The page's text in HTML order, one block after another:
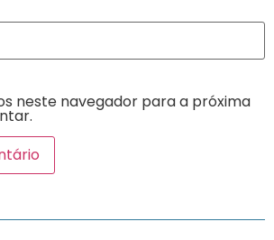
neste navegador para a próxima